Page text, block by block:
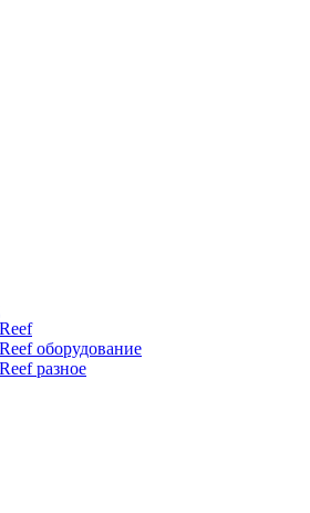
оборудование
разное